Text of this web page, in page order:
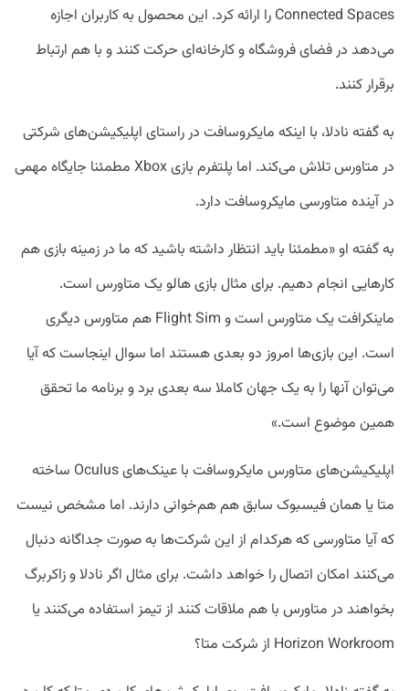
Connected Spaces را ارائه کرد. این محصول به کاربران اجازه
می‌دهد در فضای فروشگاه و کارخانه‌ای حرکت کنند و با هم ارتباط
برقرار کنند.
به گفته نادلا، با اینکه مایکروسافت در راستای اپلیکیشن‌های شرکتی
در متاورس تلاش می‌کند. اما پلتفرم بازی Xbox مطمئنا جایگاه مهمی
در آینده متاورسی مایکروسافت دارد.
به گفته او «مطمئنا باید انتظار داشته باشید که ما در زمینه بازی هم
کارهایی انجام دهیم. برای مثال بازی هالو یک متاورس است.
ماینکرافت یک متاورس است و Flight Sim هم متاورس دیگری
است. این بازی‌ها امروز دو بعدی هستند اما سوال اینجاست که آیا
می‌توان آنها را به یک جهان کاملا سه بعدی برد و برنامه ما تحقق
همین موضوع است.»
اپلیکیشن‌های متاورس مایکروسافت با عینک‌های Oculus ساخته
متا یا همان فیسبوک سابق هم هم‌خوانی دارند. اما مشخص نیست
که آیا متاورسی که هرکدام از این شرکت‌ها به صورت جداگانه دنبال
می‌کنند امکان اتصال را خواهد داشت. برای مثال اگر نادلا و زاکربرگ
بخواهند در متاورس با هم ملاقات کنند از تیمز استفاده می‌کنند یا
Horizon Workroom از شرکت متا؟